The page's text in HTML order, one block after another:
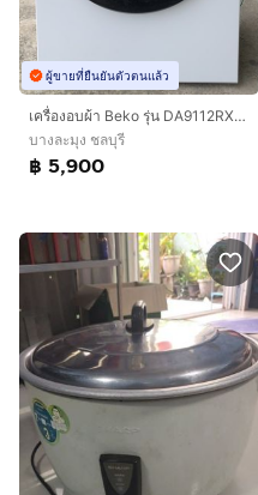
ผู้ขายที่ยืนยันตัวตนแล้ว
เครื่องอบผ้า Beko รุ่น DA9112RX0W
บางละมุง ชลบุรี
฿ 5,900